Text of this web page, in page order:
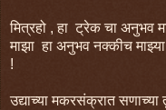
मित्रहो , हा ट्रेक चा अनुभव
माझा हा अनुभव नक्कीच
!
उद्याच्या मकरसंक्रात सणाच्या